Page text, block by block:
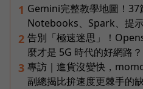
1 Gemini完整教學地圖！37
Notebooks、Spark、提
2 告別「極速迷思」！
麼才是 5G 時代的好網路？
3 專訪｜進貨沒變快，
副總揭比拚速度更棘手的